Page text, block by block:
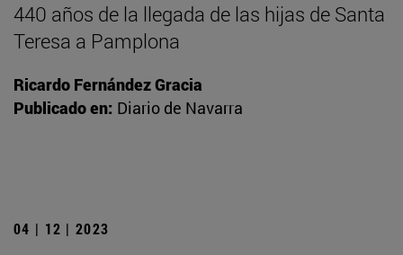
440 años de la llegada de las hijas de Santa
Teresa a Pamplona
Ricardo Fernández Gracia
Publicado en: Diario de Navarra
04 | 12 | 2023